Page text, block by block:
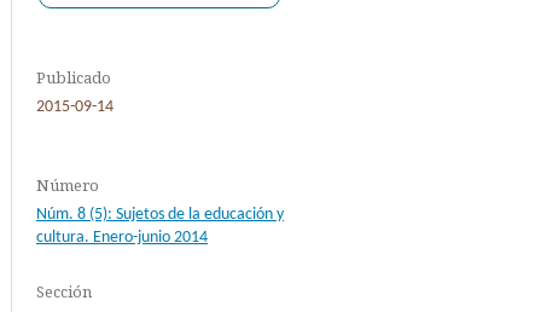
Publicado
2015-09-14
Número
Núm. 8 (5): Sujetos de la educación y
cultura. Enero-junio 2014
Sección